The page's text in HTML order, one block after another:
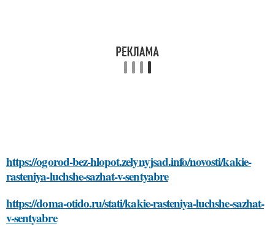
https://ogorod-bez-hlopot.zelynyjsad.info/novosti/kakie-
rasteniya-luchshe-sazhat-v-sentyabre
https://doma-otido.ru/stati/kakie-rasteniya-luchshe-sazhat-
v-sentyabre